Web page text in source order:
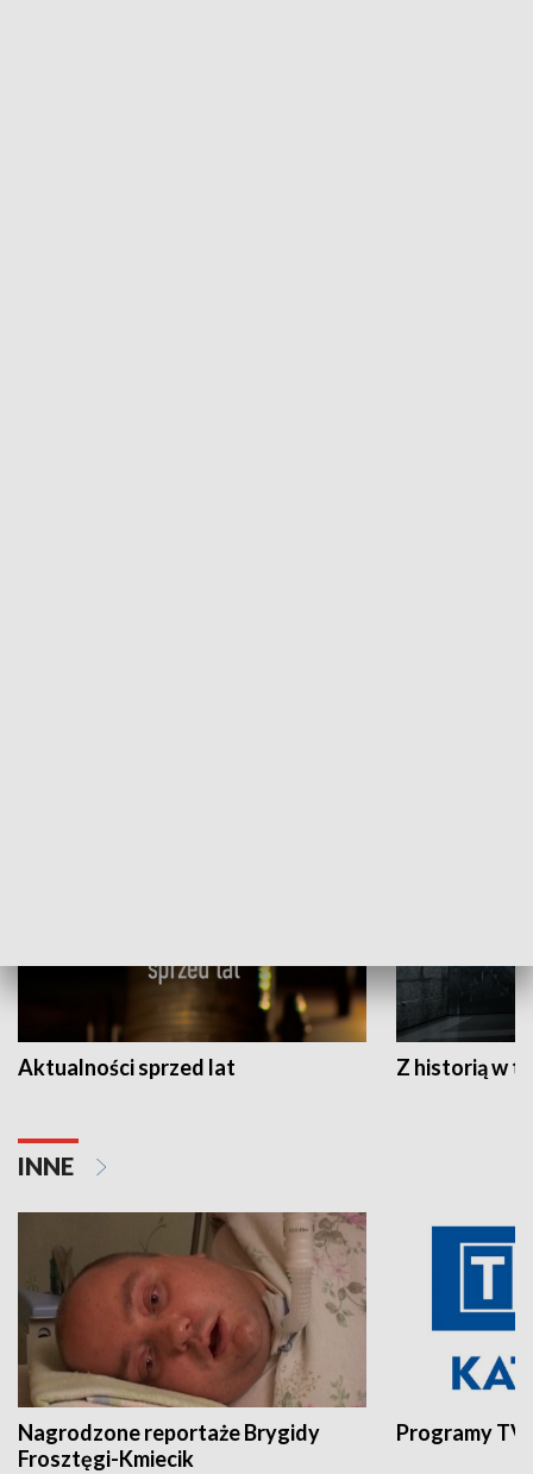
Aktualności sprzed lat Z historią w
INNE
Nagrodzone reportaże Brygidy
Frosztęgi-Kmiecik
Programy